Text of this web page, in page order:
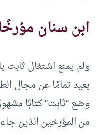
ابن سنان
ولم يمنع اشتغال ثابت
بعيد تمامًا عن مجال
وضع “ثابت” كتابًا
من المؤرخين الذين